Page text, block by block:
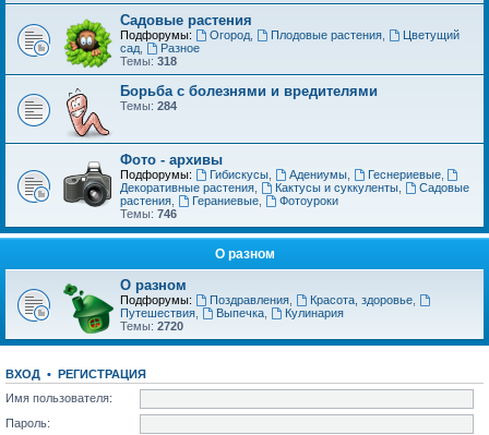
Садовые растения
Подфорумы: Огород, Плодовые растения,
Цветущий
сад
Разное
Темы: 318
Борьба с болезнями и вредителями
Темы: 284
Фото - архивы
Подфорумы: Гибискусы, Адениумы, Геснериевые,
Декоративные растения
Кактусы и суккуленты,
Садовые
растения
Гераниевые,
Фотоуроки
Темы: 746
О разном
О разном
Подфорумы: Поздравления, Красота, здоровье,
Путешествия
Выпечка,
Кулинария
Темы: 2720
ВХОД • РЕГИСТРАЦИЯ
Имя пользователя:
Пароль: